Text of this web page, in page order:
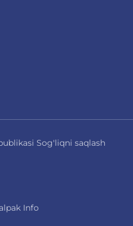
Sog'liqni saqlash
Info